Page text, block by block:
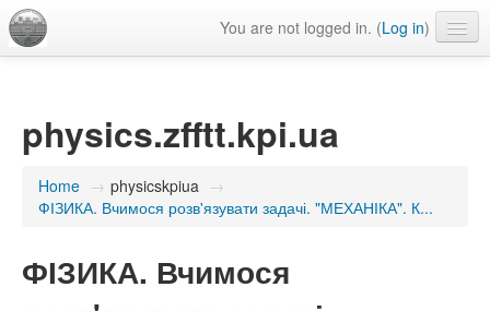
You are not logged in. (Log in)
physics.zfftt.kpi.ua
Home → physicskpiua →
ФІЗИКА. Вчимося розв'язувати задачі. "МЕХАНІКА". К...
ФІЗИКА. Вчимося